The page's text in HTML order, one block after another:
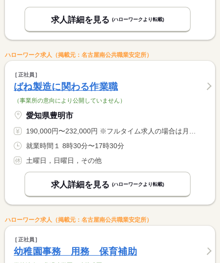
求人詳細を見る (ハローワークより転載)
ハローワーク求人（掲載元：名古屋南公共職業安定所）
正社員
ばね製造に関わる作業職
（事業所の意向により公開していません）
愛知県豊明市
190,000円〜232,000円 ※フルタイム求人の場合は月額（換算額）、パート求人の場合は時間額を表示しています。
就業時間１ 8時30分〜17時30分
土曜日，日曜日，その他
求人詳細を見る (ハローワークより転載)
ハローワーク求人（掲載元：名古屋南公共職業安定所）
正社員
幼稚園事務 用務 保育補助